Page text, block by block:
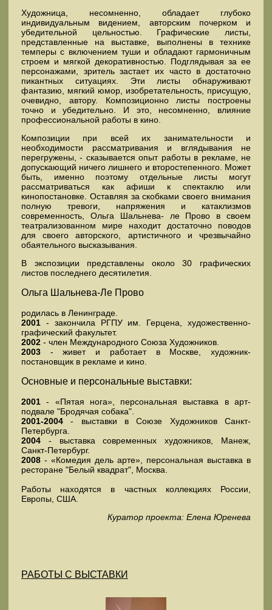
Художница, несомненно, обладает глубоко
индивидуальным видением, авторским почерком и
убедительной цельностью. Графические листы,
представленные на выставке, выполнены в технике
темперы с включением туши и обладают гармоничным
строем и мягкой декоративностью. Подглядывая за ее
персонажами, зритель застает их часто в достаточно
пикантных ситуациях. Эти листы обнаруживают
фантазию, мягкий юмор, изобретательность, присущую,
очевидно, автору. Композиционно листы построены
точно и убедительно. И это, несомненно, влияние
профессиональной работы в кино.
Композиции при всей их занимательности и
необходимости рассматривания и вглядывания не
перегружены, - сказывается опыт работы в рекламе, не
допускающий ничего лишнего и второстепенного. Может
быть, именно поэтому отдельные листы могут
рассматриваться как афиши к спектаклю или
кинопостановке. Оставляя за скобками своего внимания
полную тревоги, напряжения и катаклизмов
современность, Ольга Шальнева- ле Прово в своем
театрализованном мире находит достаточно поводов
для своего авторского, артистичного и чрезвычайно
обаятельного высказывания.
В экспозиции представлены около 30 графических
листов последнего десятилетия.
Ольга Шальнева-Ле Прово
родилась в Ленинграде.
2001 - закончила РГПУ им. Герцена, художественно-
графический факультет.
2002 - член Международного Союза Художников.
2003 - живет и работает в Москве, художник-
постановщик в рекламе и кино.
Основные и персональные выставки:
2001 - «Пятая нога», персональная выставка в арт-
подвале "Бродячая собака".
2001-2004 - выставки в Союзе Художников Санкт-
Петербурга.
2004 - выставка современных художников, Манеж,
Санкт-Петербург.
2008 - «Комедия дель арте», персональная выставка в
ресторане "Белый квадрат", Москва.
Работы находятся в частных коллекциях России,
Европы, США.
Куратор проекта: Елена Юренева
РАБОТЫ С ВЫСТАВКИ